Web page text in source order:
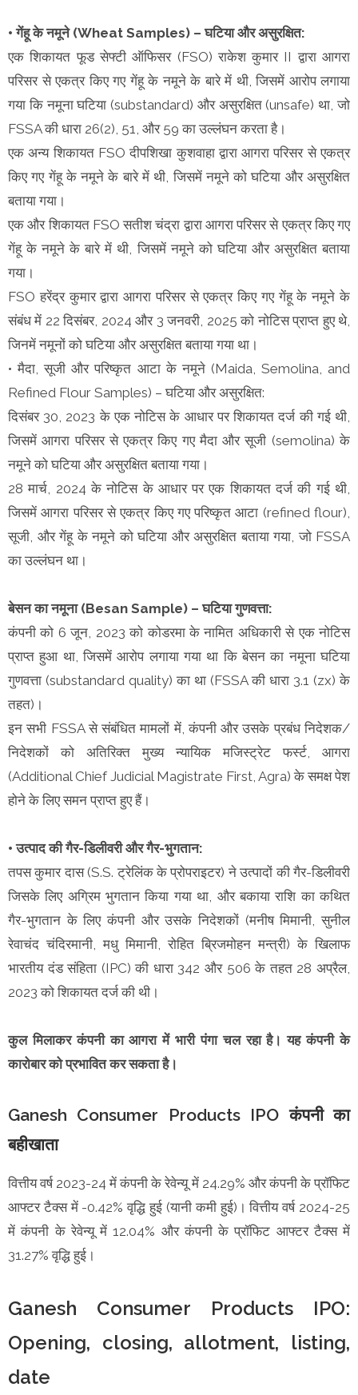
• गेंहू के नमूने (Wheat Samples) – घटिया और असुरक्षित:
एक शिकायत फूड सेफ्टी ऑफिसर (FSO) राकेश कुमार II द्वारा आगरा
परिसर से एकत्र किए गए गेंहू के नमूने के बारे में थी, जिसमें आरोप लगाया
गया कि नमूना घटिया (substandard) और असुरक्षित (unsafe) था, जो
FSSA की धारा 26(2), 51, और 59 का उल्लंघन करता है।
एक अन्य शिकायत FSO दीपशिखा कुशवाहा द्वारा आगरा परिसर से एकत्र
किए गए गेंहू के नमूने के बारे में थी, जिसमें नमूने को घटिया और असुरक्षित
बताया गया।
एक और शिकायत FSO सतीश चंद्रा द्वारा आगरा परिसर से एकत्र किए गए
गेंहू के नमूने के बारे में थी, जिसमें नमूने को घटिया और असुरक्षित बताया
गया।
FSO हरेंद्र कुमार द्वारा आगरा परिसर से एकत्र किए गए गेंहू के नमूने के
संबंध में 22 दिसंबर, 2024 और 3 जनवरी, 2025 को नोटिस प्राप्त हुए थे,
जिनमें नमूनों को घटिया और असुरक्षित बताया गया था।
• मैदा, सूजी और परिष्कृत आटा के नमूने (Maida, Semolina, and
Refined Flour Samples) – घटिया और असुरक्षित:
दिसंबर 30, 2023 के एक नोटिस के आधार पर शिकायत दर्ज की गई थी,
जिसमें आगरा परिसर से एकत्र किए गए मैदा और सूजी (semolina) के
नमूने को घटिया और असुरक्षित बताया गया।
28 मार्च, 2024 के नोटिस के आधार पर एक शिकायत दर्ज की गई थी,
जिसमें आगरा परिसर से एकत्र किए गए परिष्कृत आटा (refined flour),
सूजी, और गेंहू के नमूने को घटिया और असुरक्षित बताया गया, जो FSSA
का उल्लंघन था।
बेसन का नमूना (Besan Sample) – घटिया गुणवत्ता:
कंपनी को 6 जून, 2023 को कोडरमा के नामित अधिकारी से एक नोटिस
प्राप्त हुआ था, जिसमें आरोप लगाया गया था कि बेसन का नमूना घटिया
गुणवत्ता (substandard quality) का था (FSSA की धारा 3.1 (zx) के
तहत)।
इन सभी FSSA से संबंधित मामलों में, कंपनी और उसके प्रबंध निदेशक/
निदेशकों को अतिरिक्त मुख्य न्यायिक मजिस्ट्रेट फर्स्ट, आगरा
(Additional Chief Judicial Magistrate First, Agra) के समक्ष पेश
होने के लिए समन प्राप्त हुए हैं।
• उत्पाद की गैर-डिलीवरी और गैर-भुगतान:
तपस कुमार दास (S.S. ट्रेलिंक के प्रोपराइटर) ने उत्पादों की गैर-डिलीवरी
जिसके लिए अग्रिम भुगतान किया गया था, और बकाया राशि का कथित
गैर-भुगतान के लिए कंपनी और उसके निदेशकों (मनीष मिमानी, सुनील
रेवाचंद चंदिरमानी, मधु मिमानी, रोहित ब्रिजमोहन मन्त्री) के खिलाफ
भारतीय दंड संहिता (IPC) की धारा 342 और 506 के तहत 28 अप्रैल,
2023 को शिकायत दर्ज की थी।
कुल मिलाकर कंपनी का आगरा में भारी पंगा चल रहा है। यह कंपनी के
कारोबार को प्रभावित कर सकता है।
Ganesh Consumer Products IPO कंपनी का
बहीखाता
वित्तीय वर्ष 2023-24 में कंपनी के रेवेन्यू में 24.29% और कंपनी के प्रॉफिट
आफ्टर टैक्स में -0.42% वृद्धि हुई (यानी कमी हुई)। वित्तीय वर्ष 2024-25
में कंपनी के रेवेन्यू में 12.04% और कंपनी के प्रॉफिट आफ्टर टैक्स में
31.27% वृद्धि हुई।
Ganesh Consumer Products IPO:
Opening, closing, allotment, listing,
date